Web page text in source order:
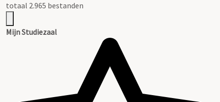
totaal 2.965 bestanden
Mijn Studiezaal